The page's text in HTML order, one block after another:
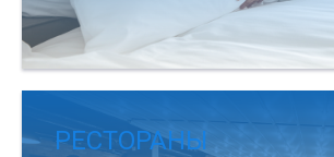
РЕСТОРАНЫ